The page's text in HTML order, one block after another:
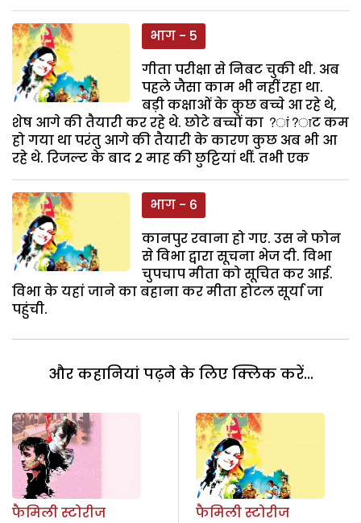
भाग - 5
गीता परीक्षा से निबट चुकी थी. अब
पहले जैसा काम भी नहीं रहा था.
बड़ी कक्षाओं के कुछ बच्चे आ रहे थे,
शेष आगे की तैयारी कर रहे थे. छोटे बच्चों का ?ां?ाट कम
हो गया था परंतु आगे की तैयारी के कारण कुछ अब भी आ
रहे थे. रिजल्ट के बाद 2 माह की छुट्टियां थीं. तभी एक
भाग - 6
कानपुर रवाना हो गए. उस ने फोन
से विभा द्वारा सूचना भेज दी. विभा
चुपचाप मीता को सूचित कर आई.
विभा के यहां जाने का बहाना कर मीता होटल सूर्या जा
पहुंची.
और कहानियां पढ़ने के लिए क्लिक करें...
फैमिली स्टोरीज
फैमिली स्टोरीज